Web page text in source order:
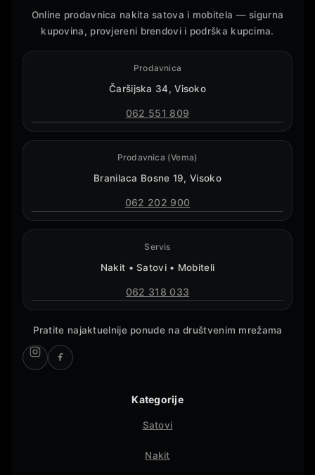
Online prodavnica nakita satova i mobitela — sigurna
kupovina, provjereni brendovi i podrška kupcima.
Prodavnica
Čaršijska 34, Visoko
062 551 809
Prodavnica (Vema)
Branilaca Bosne 19, Visoko
062 202 900
Servis
Nakit • Satovi • Mobiteli
062 318 033
Pratite najaktuelnije ponude na društvenim mrežama
Kategorije
Satovi
Nakit